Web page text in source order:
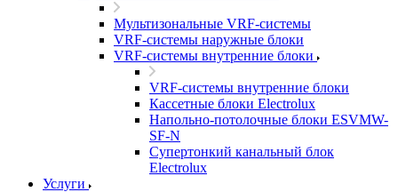
Мультизональные VRF-системы
VRF-системы наружные блоки
VRF-системы внутренние блоки
VRF-системы внутренние блоки
Кассетные блоки Electrolux
Напольно-потолочные блоки ESVMW-
SF-N
Супертонкий канальный блок
Electrolux
Услуги